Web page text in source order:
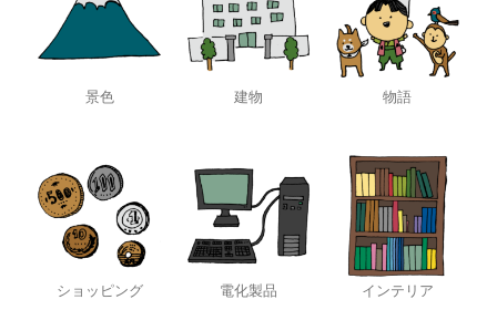
景色 建物 物語
ショッピング 電化製品 インテリア